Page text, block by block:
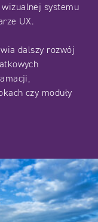
systemu
UX.
dalszy rozwój
czy moduły